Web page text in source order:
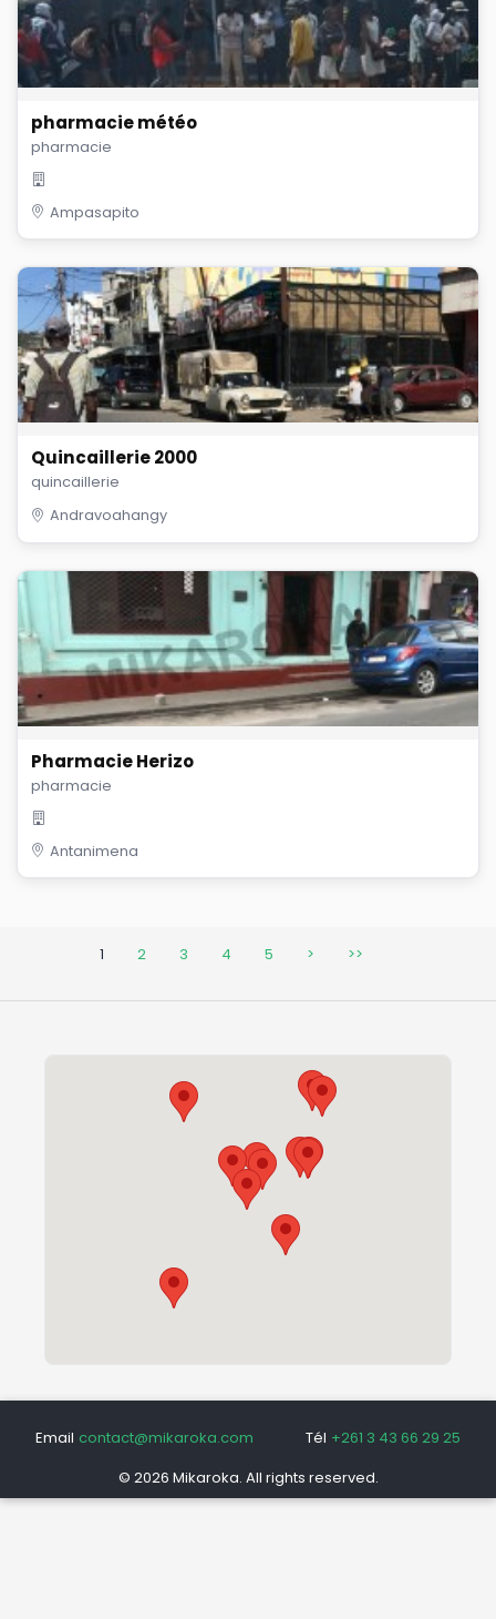
pharmacie météo
pharmacie
Ampasapito
Quincaillerie 2000
quincaillerie
Andravoahangy
Pharmacie Herizo
pharmacie
Antanimena
1 2 3 4 5 > >>
Email contact@mikaroka.com Tél +261 3 43 66 29 25
© 2026 Mikaroka. All rights reserved.